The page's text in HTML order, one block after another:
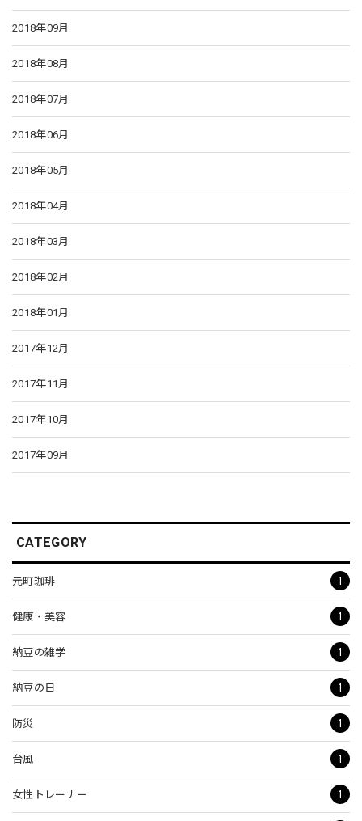
2018年09月
2018年08月
2018年07月
2018年06月
2018年05月
2018年04月
2018年03月
2018年02月
2018年01月
2017年12月
2017年11月
2017年10月
2017年09月
CATEGORY
元町珈琲 1
健康・美容 1
納豆の雑学 1
納豆の日 1
防災 1
台風 1
女性トレーナー 1